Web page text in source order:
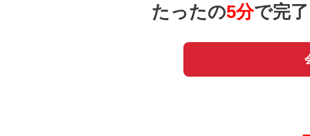
たったの5分で完